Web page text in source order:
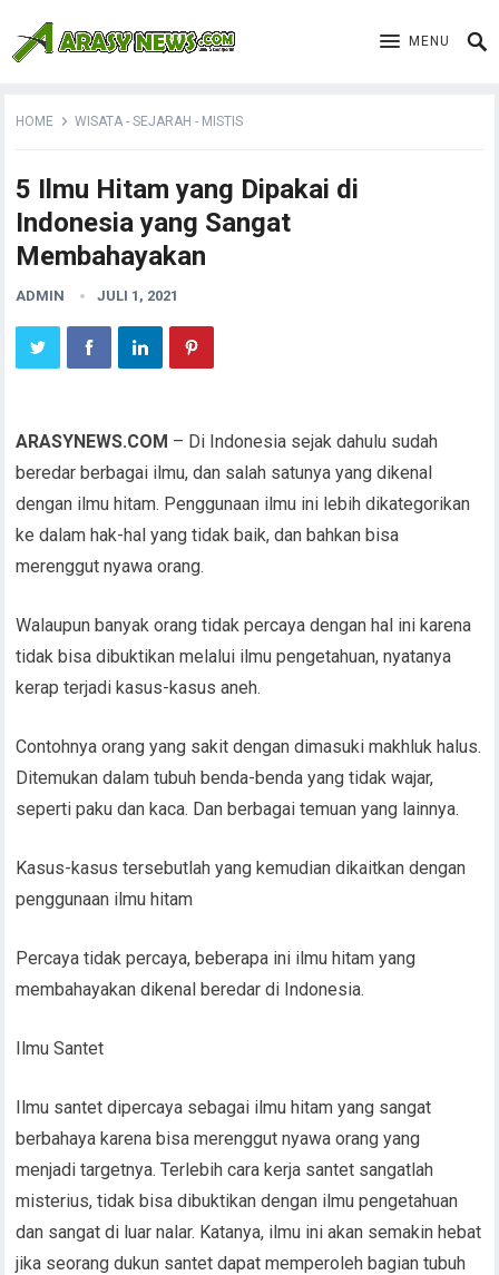
MENU
HOME WISATA - SEJARAH - MISTIS
5 Ilmu Hitam yang Dipakai di
Indonesia yang Sangat
Membahayakan
ADMIN JULI 1, 2021
ARASYNEWS.COM – Di Indonesia sejak dahulu sudah
beredar berbagai ilmu, dan salah satunya yang dikenal
dengan ilmu hitam. Penggunaan ilmu ini lebih dikategorikan
ke dalam hak-hal yang tidak baik, dan bahkan bisa
merenggut nyawa orang.
Walaupun banyak orang tidak percaya dengan hal ini karena
tidak bisa dibuktikan melalui ilmu pengetahuan, nyatanya
kerap terjadi kasus-kasus aneh.
Contohnya orang yang sakit dengan dimasuki makhluk halus.
Ditemukan dalam tubuh benda-benda yang tidak wajar,
seperti paku dan kaca. Dan berbagai temuan yang lainnya.
Kasus-kasus tersebutlah yang kemudian dikaitkan dengan
penggunaan ilmu hitam
Percaya tidak percaya, beberapa ini ilmu hitam yang
membahayakan dikenal beredar di Indonesia.
Ilmu Santet
Ilmu santet dipercaya sebagai ilmu hitam yang sangat
berbahaya karena bisa merenggut nyawa orang yang
menjadi targetnya. Terlebih cara kerja santet sangatlah
misterius, tidak bisa dibuktikan dengan ilmu pengetahuan
dan sangat di luar nalar. Katanya, ilmu ini akan semakin hebat
jika seorang dukun santet dapat memperoleh bagian tubuh